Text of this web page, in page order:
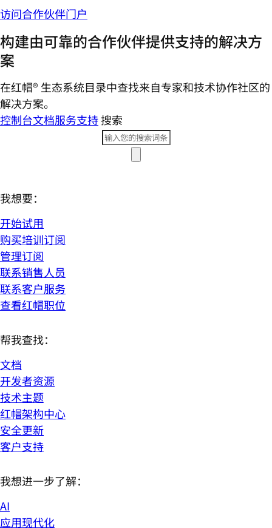
访问合作伙伴门户
构建由可靠的合作伙伴提供支持的解决方
案
在红帽® 生态系统目录中查找来自专家和技术协作社区的
解决方案。
控制台文档服务支持搜索
我想要：
开始试用
购买培训订阅
管理订阅
联系销售人员
联系客户服务
查看红帽职位
帮我查找：
文档
开发者资源
技术主题
红帽架构中心
安全更新
客户支持
我想进一步了解：
AI
应用现代化